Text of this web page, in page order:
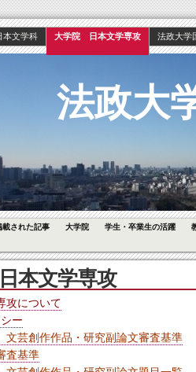
本文学科 大学院 日本文学専攻 法政大学
法政大
載された記事 大学院 学生・卒業生の活躍
本文学専攻
攻について
ー
文芸創作作品・研究副論文審査基準
査基準